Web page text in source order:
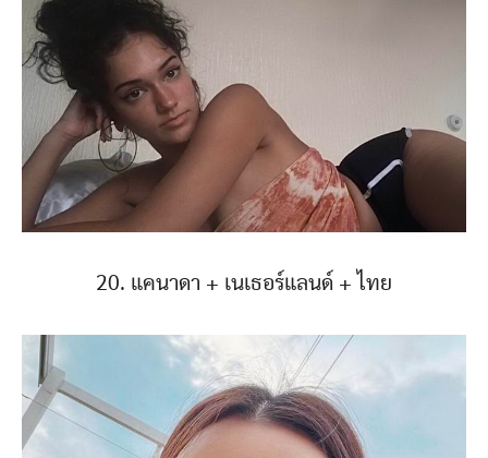
20. แคนาดา + เนเธอร์แลนด์ + ไทย